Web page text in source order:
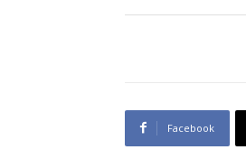
Facebook